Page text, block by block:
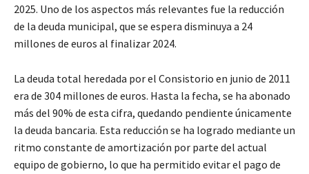
2025. Uno de los aspectos más relevantes fue la reducción
de la deuda municipal, que se espera disminuya a 24
millones de euros al finalizar 2024.
La deuda total heredada por el Consistorio en junio de 2011
era de 304 millones de euros. Hasta la fecha, se ha abonado
más del 90% de esta cifra, quedando pendiente únicamente
la deuda bancaria. Esta reducción se ha logrado mediante un
ritmo constante de amortización por parte del actual
equipo de gobierno, lo que ha permitido evitar el pago de